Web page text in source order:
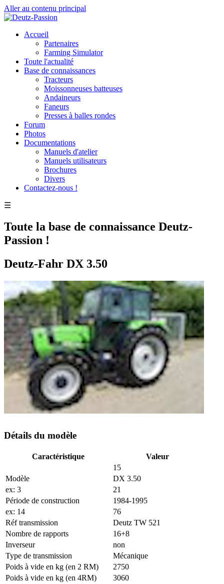
Aller au contenu principal
Accueil
Partenaires
Farming Simulator
Toute l'actualité
Base de connaissances
Tracteurs
Moissonneuses batteuses
Andaineurs
Faneurs
Presses à balles rondes
Forum
Photos
Documentations
Manuels d'atelier
Manuels utilisateurs
Brochures
Divers
Contactez-nous !
☰
Toute la base de connaissance Deutz-
Passion !
Deutz-Fahr DX 3.50
Détails du modèle
Caractéristique
Valeur
15
Modèle
DX 3.50
ex: 3
21
Période de construction
1984-1995
ex: 14
76
Réf transmission
Deutz TW 521
Nombre de rapports
16+8
Inverseur
non
Type de transmission
Mécanique
Poids à vide en kg (en 2 RM)
2750
Poids à vide en kg (en 4RM)
3060